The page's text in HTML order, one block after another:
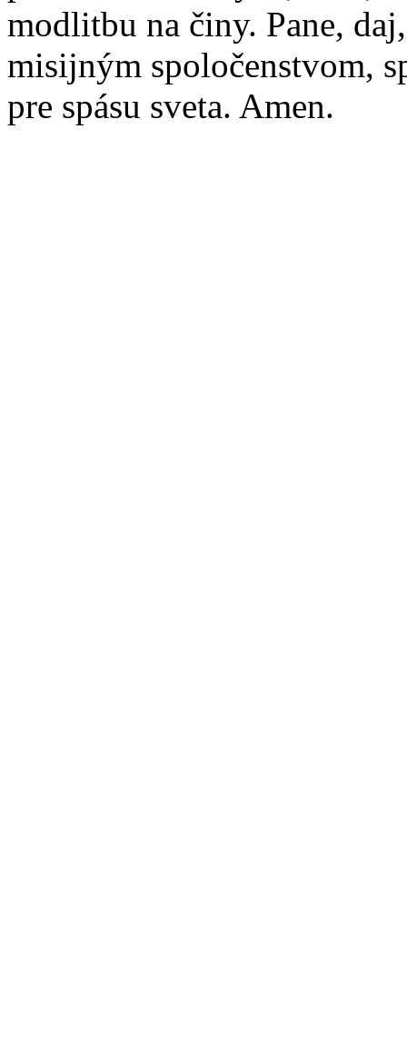
modlitbu na činy. Pane,
misijným spoločenstvom,
pre spásu sveta. Amen.